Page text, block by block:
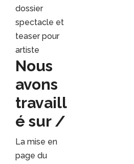
dossier
spectacle et
teaser pour
artiste
Nous
avons
travaill
é sur /
La mise en
page du